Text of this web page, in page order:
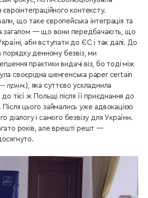
євроінтеграційного контексту.
що таке європейська інтеграція та
загалом — що вони передбачають, що
аби вступати до ЄС і так далі. До
порядку денному безвіз, ми
практики видачі віз, бо тоді між
своєрідна шенгенська paper certain
прим.), яка суттєво ускладнила
тієї ж Польщі після її приєднання до
Після цього займались уже адвокацією
діалогу і самого безвізу для України.
років, але врешті решт —